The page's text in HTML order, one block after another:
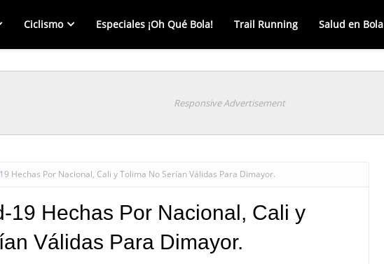
Ciclismo Especiales ¡Oh Qué Bola! Trail Running Salud en Bola
Responsive Advertisement
Hechas Por Nacional, Cali y Tolima No Serían Válidas Para Dimayor.
19 Hechas Por Nacional, Cali y
Válidas Para Dimayor.